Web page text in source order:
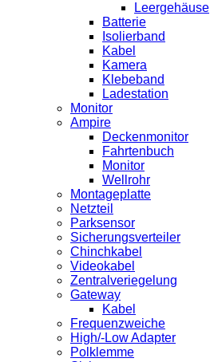
Leergehäuse
Batterie
Isolierband
Kabel
Kamera
Klebeband
Ladestation
Monitor
Ampire
Deckenmonitor
Fahrtenbuch
Monitor
Wellrohr
Montageplatte
Netzteil
Parksensor
Sicherungsverteiler
Chinchkabel
Videokabel
Zentralveriegelung
Gateway
Kabel
Frequenzweiche
High/-Low Adapter
Polklemme